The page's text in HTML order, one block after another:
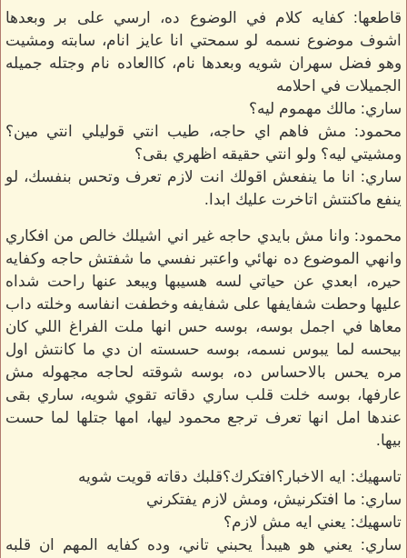
قاطعها: كفايه كلام في الوضوع ده، ارسي على بر وبعدها
اشوف موضوع نسمه لو سمحتي انا عايز انام، سابته ومشيت
وهو فضل سهران شويه وبعدها نام، كاالعاده نام وجتله جميله
الجميلات في احلامه
ساري: مالك مهموم ليه؟
محمود: مش فاهم اي حاجه، طيب انتي قوليلي انتي مين؟
ومشيتي ليه؟ ولو انتي حقيقه اظهري بقى؟
ساري: انا ما ينفعش اقولك انت لازم تعرف وتحس بنفسك، لو
ينفع ماكنتش اتاخرت عليك ابدا.
محمود: وانا مش بايدي حاجه غير اني اشيلك خالص من افكاري
وانهي الموضوع ده نهائي واعتبر نفسي ما شفتش حاجه وكفايه
حيره، ابعدي عن حياتي لسه هسيبها ويبعد عنها راحت شداه
عليها وحطت شفايفها على شفايفه وخطفت انفاسه وخلته داب
معاها في اجمل بوسه، بوسه حس انها ملت الفراغ اللي كان
بيحسه لما يبوس نسمه، بوسه حسسته ان دي ما كانتش اول
مره يحس بالاحساس ده، بوسه شوقته لحاجه مجهوله مش
عارفها، بوسه خلت قلب ساري دقاته تقوي شويه، ساري بقى
عندها امل انها تعرف ترجع محمود ليها، امها جتلها لما حست
بيها.
تاسهيك: ايه الاخبار؟افتكرك؟قلبك دقاته قويت شويه
ساري: ما افتكرنيش، ومش لازم يفتكرني
تاسهيك: يعني ايه مش لازم؟
ساري: يعني هو هيبدأ يحبني تاني، وده كفايه المهم ان قلبه